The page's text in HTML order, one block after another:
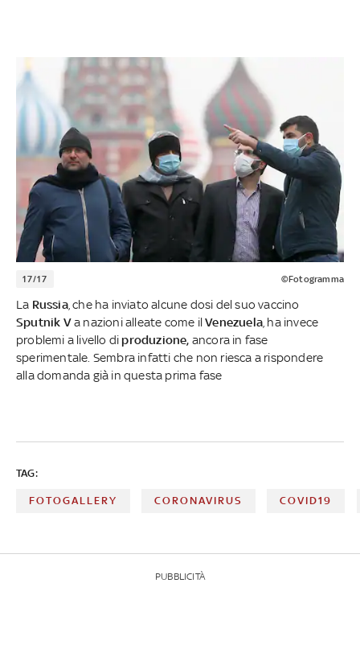
17/17 ©Fotogramma
La Russia, che ha inviato alcune dosi del suo vaccino
Sputnik Va nazioni alleate come ilVenezuela , ha invece
problemi a livello di produzione, ancora in fase
sperimentale. Sembra infatti che non riesca a rispondere
alla domanda già in questa prima fase
TAG:
FOTOGALLERY CORONAVIRUS COVID19
PUBBLICITÀ